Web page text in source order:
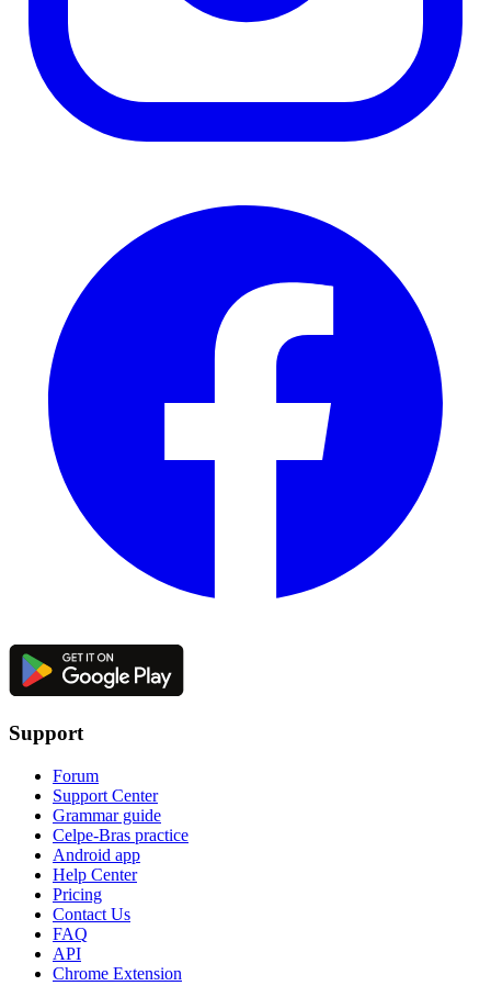
Support
Forum
Support Center
Grammar guide
Celpe-Bras practice
Android app
Help Center
Pricing
Contact Us
FAQ
API
Chrome Extension